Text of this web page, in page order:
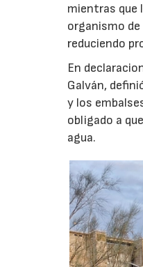
mientras que
organismo
reduciendo
En
Galván,
y los
obligado a
agua.